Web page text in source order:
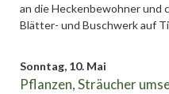
an die Heckenbewohner und
Blätter- und Buschwerk auf
Sonntag, 10. Mai
Pflanzen, Sträucher